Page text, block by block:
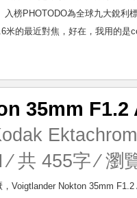
入榜PHOTODO為全球九大銳利
米的最近對焦，好在，我用的
35mm F1.2
⁄ 共 455字 ⁄ 瀏
，Voigtlander Nokton 35mm